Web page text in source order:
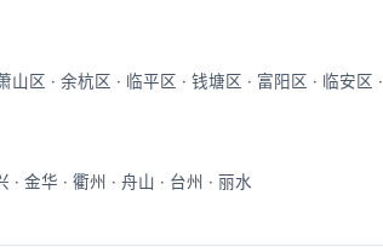
山区 · 余杭区 · 临平区 · 钱塘区 · 富阳区 · 临安区 ·
· 金华 · 衢州 · 舟山 · 台州 · 丽水